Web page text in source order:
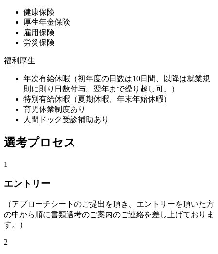
健康保険
厚生年金保険
雇用保険
労災保険
福利厚生
年次有給休暇（初年度の日数は10日間、以降は就業規
則に則り日数付与。翌年まで繰り越し可。）
特別有給休暇（夏期休暇、年末年始休暇）
育児休業制度あり
人間ドック受診補助あり
選考プロセス
1
エントリー
（アプローチシートのご提出を頂き、エントリーを頂いた方
の中から順に書類選考のご案内のご連絡を差し上げておりま
す。）
2